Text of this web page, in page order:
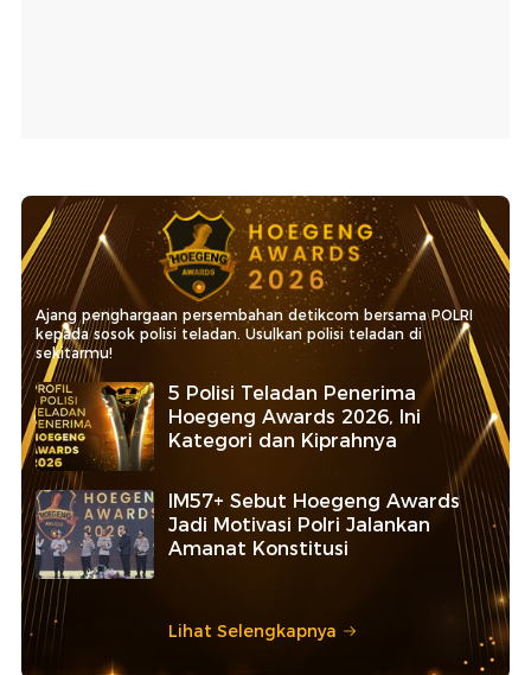
Ajang penghargaan persembahan detikcom bersama POLRI
kepada sosok polisi teladan. Usulkan polisi teladan di
sekitarmu!
5 Polisi Teladan Penerima
Hoegeng Awards 2026, Ini
Kategori dan Kiprahnya
IM57+ Sebut Hoegeng Awards
Jadi Motivasi Polri Jalankan
Amanat Konstitusi
Lihat Selengkapnya